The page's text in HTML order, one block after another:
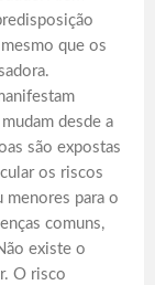
que os
desde a
são expostas
os riscos
menores para o
comuns,
existe o
O risco